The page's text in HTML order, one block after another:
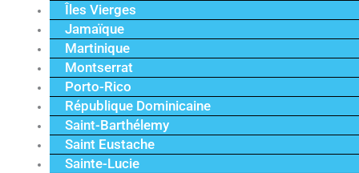
Îles Vierges
Jamaïque
Martinique
Montserrat
Porto-Rico
République Dominicaine
Saint-Barthélemy
Saint Eustache
Sainte-Lucie